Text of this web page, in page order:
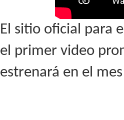
El sitio oficial para
el primer video
estrenará en el